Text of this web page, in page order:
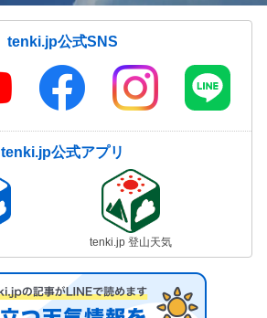
tenki.jp公式SNS
tenki.jp公式アプリ
tenki.jp 登山天気